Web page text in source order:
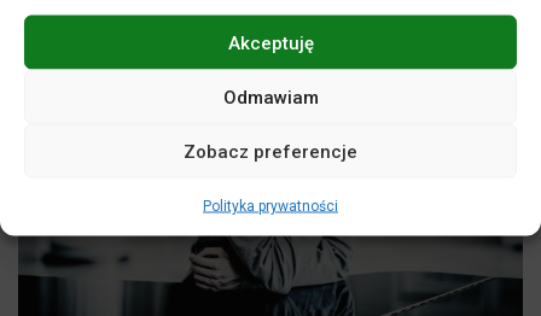
Akceptuję
Odmawiam
Zobacz preferencje
Polityka prywatności